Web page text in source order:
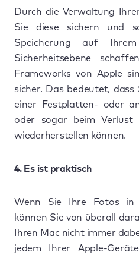
Durch die Verwaltung
Sie diese sichern und
Speicherung auf
Sicherheitsebene
Frameworks von Apple
sicher. Das bedeutet,
einer Festplatten- oder
oder sogar beim Verlust
wiederherstellen können.
4. Es ist praktisch
Wenn Sie Ihre Fotos in
können Sie von überall
Ihren Mac nicht immer
jedem Ihrer Apple-